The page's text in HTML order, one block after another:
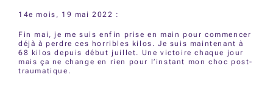
14e mois, 19 mai 2022 :
Fin mai, je me suis enfin prise en main pour commencer
déjà à perdre ces horribles kilos. Je suis maintenant à
68 kilos depuis début juillet. Une victoire chaque jour
mais ça ne change en rien pour l’instant mon choc post-
traumatique.